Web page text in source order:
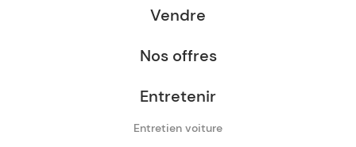
Vendre
Nos offres
Entretenir
Entretien voiture